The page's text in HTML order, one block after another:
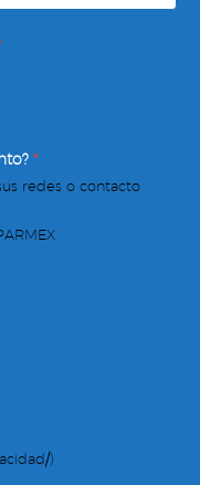
*
redes o contacto
)